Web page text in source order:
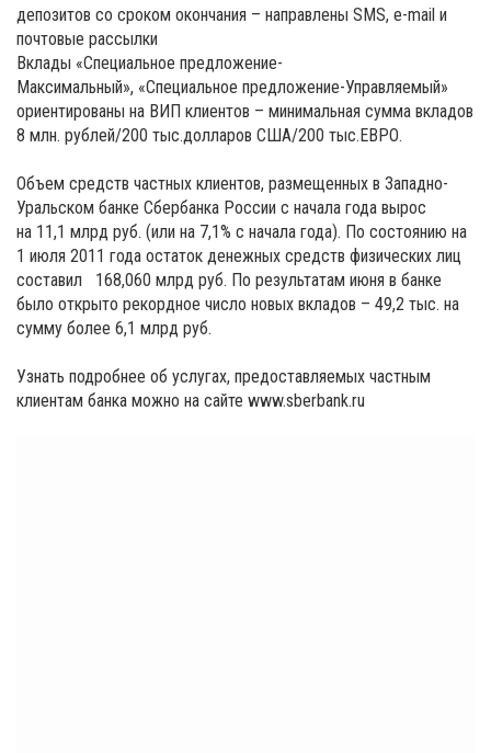
депозитов со сроком окончания – направлены SMS, e-mail и
почтовые рассылки
Вклады «Специальное предложение-
Максимальный», «Специальное предложение-Управляемый»
ориентированы на ВИП клиентов – минимальная сумма вкладов
8 млн. рублей/200 тыс.долларов США/200 тыс.ЕВРО.
Объем средств частных клиентов, размещенных в Западно-
Уральском банке Сбербанка России с начала года вырос
на 11,1 млрд руб. (или на 7,1% с начала года). По состоянию на
1 июля 2011 года остаток денежных средств физических лиц
составил 168,060 млрд руб. По результатам июня в банке
было открыто рекордное число новых вкладов – 49,2 тыс. на
сумму более 6,1 млрд руб.
Узнать подробнее об услугах, предоставляемых частным
клиентам банка можно на сайте www.sberbank.ru